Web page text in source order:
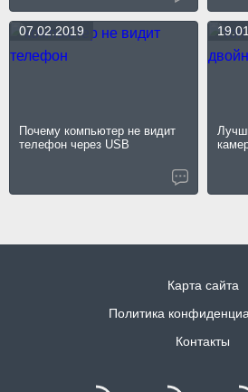
Почему компьютер не видит
телефон через USB
07.02.2019
Карта сайта
Политика
Контакты